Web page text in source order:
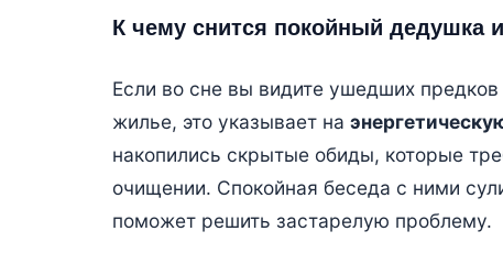
К чему снится покойный дедушка
Если во сне вы видите ушедших
жилье, это указывает на
накопились скрытые обиды, которые
очищении. Спокойная беседа с ними
поможет решить застарелую проблему.